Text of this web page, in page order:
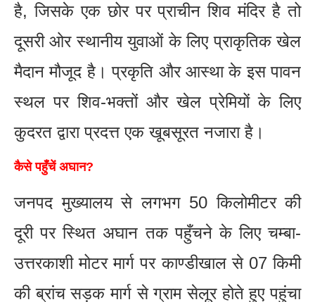
है, जिसके एक छोर पर प्राचीन शिव मंदिर है तो
दूसरी ओर स्थानीय युवाओं के लिए प्राकृतिक खेल
मैदान मौजूद है। प्रकृति और आस्था के इस पावन
स्थल पर शिव-भक्तों और खेल प्रेमियों के लिए
कुदरत द्वारा प्रदत्त एक खूबसूरत नजारा है।
कैसे पहुँचें अघान?
जनपद मुख्यालय से लगभग 50 किलोमीटर की
दूरी पर स्थित अघान तक पहुँचने के लिए चम्बा-
उत्तरकाशी मोटर मार्ग पर काण्डीखाल से 07 किमी
की ब्रांच सड़क मार्ग से ग्राम सेलूर होते हुए पहुंचा